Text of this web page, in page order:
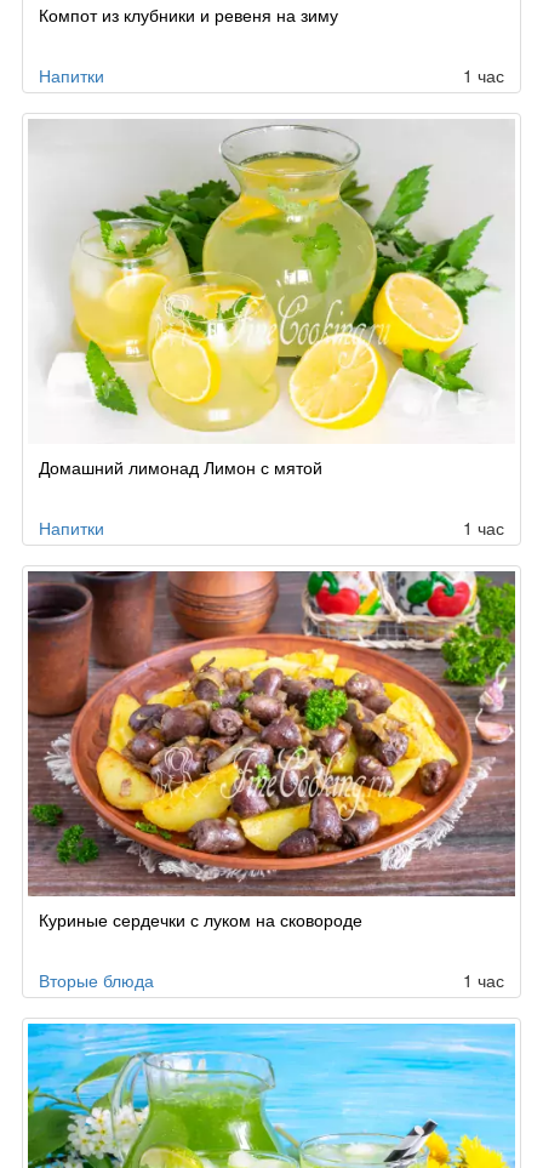
Компот из клубники и ревеня на зиму
Напитки 1 час
Домашний лимонад Лимон с мятой
Напитки 1 час
Куриные сердечки с луком на сковороде
Вторые блюда 1 час